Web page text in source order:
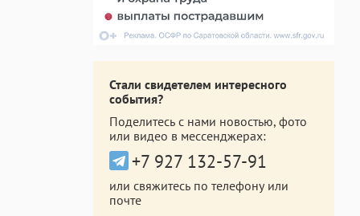
Стали свидетелем интересного
события?
Поделитесь с нами новостью, фото
или видео в мессенджерах:
+7 927 132-57-91
или свяжитесь по телефону или
почте